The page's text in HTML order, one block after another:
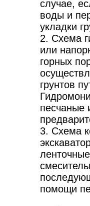
случае,
воды и
укладки
2. Схема
или
горных
грунтов
песчаные
3. Схема
помощи